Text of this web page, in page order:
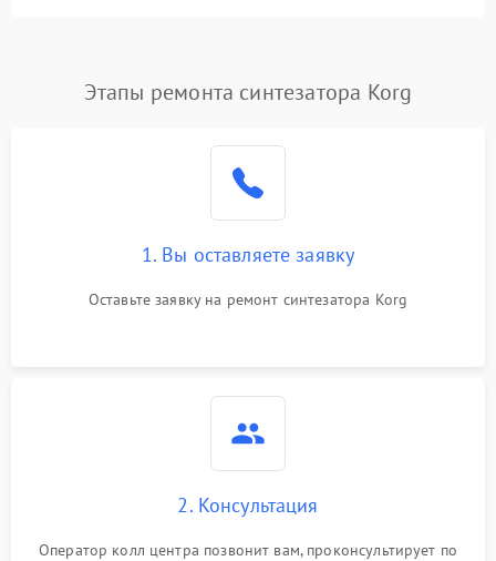
Этапы ремонта синтезатора Korg
1. Вы оставляете заявку
Оставьте заявку на ремонт синтезатора Korg
2. Консультация
Оператор колл центра позвонит вам, проконсультирует по